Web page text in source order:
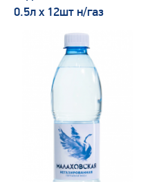
0.5л х 12шт н/газ